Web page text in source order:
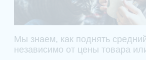
Мы знаем, как поднять
независимо от цены товара